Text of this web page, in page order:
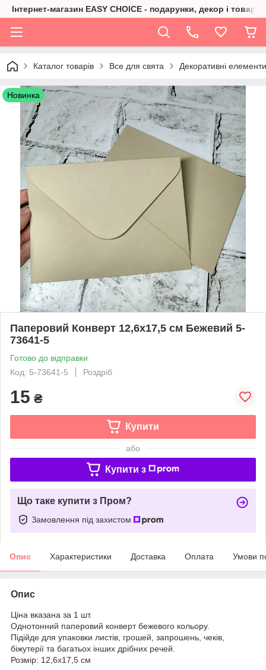
Інтернет-магазин EASY CHOICE - подарунки, декор і товари
Каталог товарів Все для свята Декоративні
Новинка
Паперовий Конверт 12,6х17,5 см Бежевий 5-
73641-5
Готово до відправки
Код: 5-73641-5
Роздріб
15 ₴
Купити
або
Купити з
Що таке купити з Пром?
Замовлення під захистом
Опис Характеристики Доставка Оплата Умови
Опис
Ціна вказана за 1 шт.
Однотонний паперовий конверт бежевого кольору.
Підійде для упаковки листів, грошей, запрошень, чеків,
біжутерії та багатьох інших дрібних речей.
Розмір: 12,6х17,5 см